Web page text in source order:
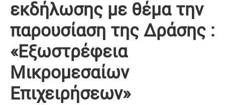
εκδήλωσης με θέμα την
παρουσίαση της Δράσης :
«Εξωστρέφεια
Μικρομεσαίων
Επιχειρήσεων»